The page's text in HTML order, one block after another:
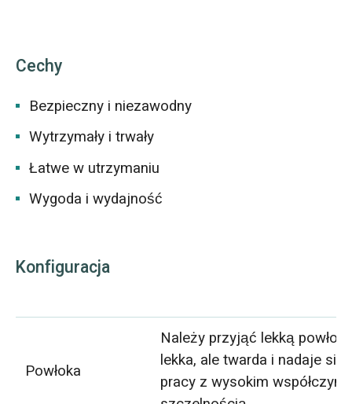
Cechy
Bezpieczny i niezawodny
Wytrzymały i trwały
Łatwe w utrzymaniu
Wygoda i wydajność
Konfiguracja
Powłoka
Należy przyjąć lekką
lekka, ale twarda i nadaje
pracy z wysokim